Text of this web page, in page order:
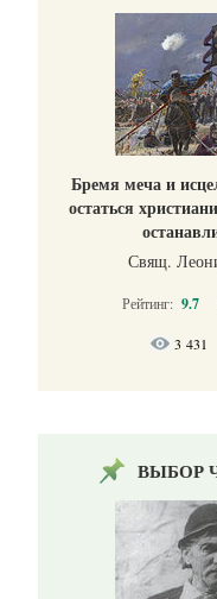
Бремя меча и
остаться
Свящ.
Рейтинг: 9.7
3 431
ВЫБОР